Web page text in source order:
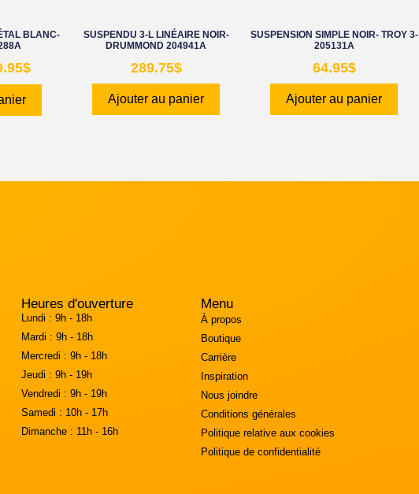
BLANC-
$
SUSPENDU 3-L LINÉAIRE NOIR-
DRUMMOND 204941A
289.75$
Ajouter au panier
SUSPENSION SIMPLE NOIR- TROY 3-
205131A
64.95$
Ajouter au panier
Heures d'ouverture
Lundi : 9h - 18h
Mardi : 9h - 18h
Mercredi : 9h - 18h
Jeudi : 9h - 19h
Vendredi : 9h - 19h
Samedi : 10h - 17h
Dimanche : 11h - 16h
Menu
À propos
Boutique
Carrière
Inspiration
Nous joindre
Conditions générales
Politique relative aux cookies
Politique de confidentialité